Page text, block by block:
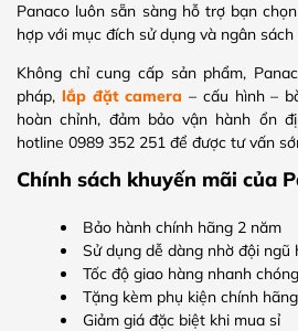
Panaco luôn sẵn sàng hỗ trợ bạn
hợp với mục đích sử dụng và ngân
Không chỉ cung cấp sản phẩm,
pháp, lắp đặt camera – cấu hình –
hoàn chỉnh, đảm bảo vận hành ổn
hotline 0989 352 251 để được tư vấn
Chính sách khuyến mãi của
Bảo hành chính hãng 2 năm
Sử dụng dễ dàng nhờ đội ngũ
Tốc độ giao hàng nhanh chóng
Tặng kèm phụ kiện chính hãng
Giảm giá đặc biệt khi mua sỉ